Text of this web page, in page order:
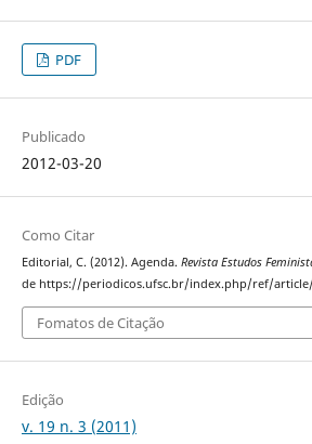
PDF
Publicado
2012-03-20
Como Citar
Editorial, C. (2012). Agenda. Revista Estudos
de https://periodicos.ufsc.br/index.php/ref/
Fomatos de Citação
Edição
v. 19 n. 3 (2011)